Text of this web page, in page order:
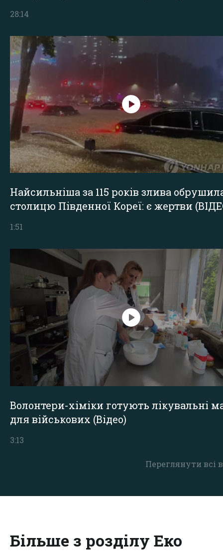
Переглянути всі
28:14
Найсильніша за 115 років злива
столицю Південної Кореї: є жертви
1:51
Волонтери-хіміки готують лікувальні
для військових (Відео)
3:13
Більше з розділу Еко